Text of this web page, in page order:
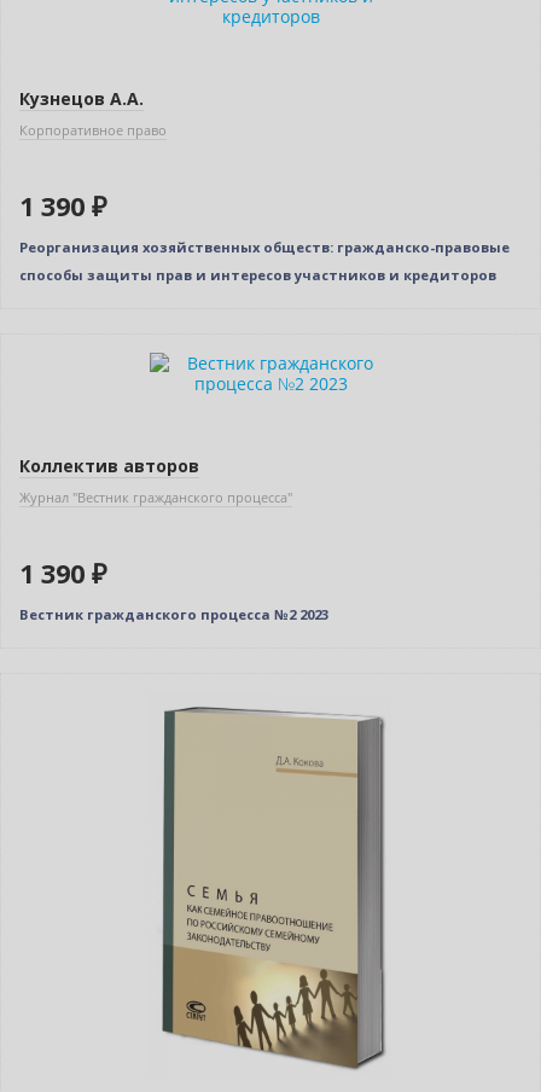
Кузнецов А.А.
Корпоративное право
1 390 ₽
Реорганизация хозяйственных обществ: гражданско-правовые
способы защиты прав и интересов участников и кредиторов
Коллектив авторов
Журнал "Вестник гражданского процесса"
1 390 ₽
Вестник гражданского процесса №2 2023